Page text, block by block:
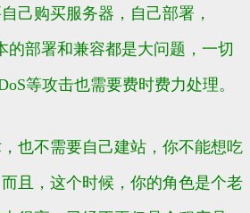
自己购买服务器，自己部署，
的部署和兼容都是大问题，一切
等攻击也需要费时费力处理。
也不需要自己建站，你不能想吃
且，这个时候，你的角色是个老